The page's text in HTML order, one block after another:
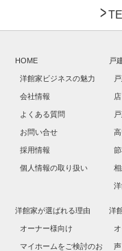
HOME
洋館家ビジネスの魅力
会社情報
よくある質問
お問い合せ
採用情報
個人情報の取り扱い
戸
店
洋館家が選ばれる理由
オーナー様向け
マイホームをご検討のお
洋
声